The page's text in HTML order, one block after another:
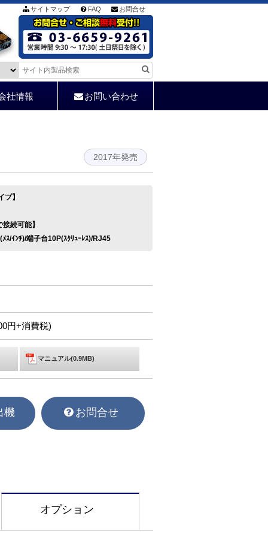
サイトマップ FAQ お問合せ
社情報 お問い合わせ
2017年発売
】
続可能】
/ｲﾝﾁ)/端子台10P(ｽｸﾘｭｰﾚｽ)/RJ45
円+消費税)
マニュアル(0.9MB)
機 お問合せ
オプション